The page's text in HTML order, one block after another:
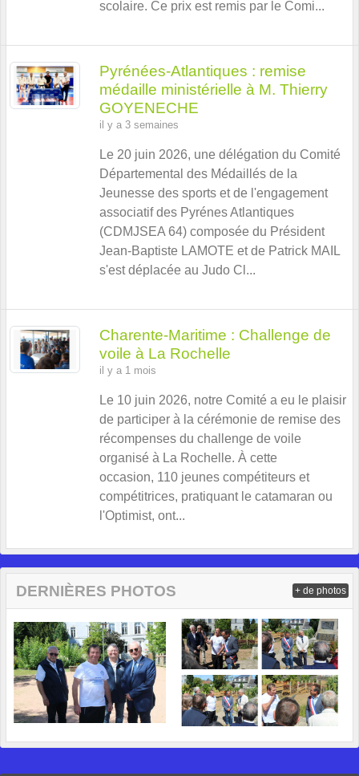
scolaire. Ce prix est remis par le Comi...
Pyrénées-Atlantiques : remise
médaille ministérielle à M. Thierry
GOYENECHE
il y a 3 semaines
Le 20 juin 2026, une délégation du Comité
Départemental des Médaillés de la
Jeunesse des sports et de l'engagement
associatif des Pyrénes Atlantiques
(CDMJSEA 64) composée du Président
Jean-Baptiste LAMOTE et de Patrick MAIL
s'est déplacée au Judo Cl...
Charente-Maritime : Challenge de
voile à La Rochelle
il y a 1 mois
Le 10 juin 2026, notre Comité a eu le plaisir
de participer à la cérémonie de remise des
récompenses du challenge de voile
organisé à La Rochelle. À cette
occasion, 110 jeunes compétiteurs et
compétitrices, pratiquant le catamaran ou
l'Optimist, ont...
DERNIÈRES PHOTOS + de photos